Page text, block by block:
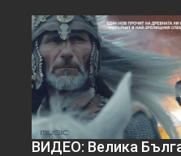
ВИДЕО: Велика